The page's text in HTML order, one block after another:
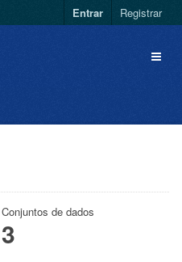
Entrar Registrar
Conjuntos de dados
3